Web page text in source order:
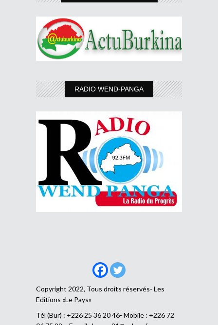
RADIO WEND-PANGA
Copyright 2022, Tous droits réservés- Les
Editions «Le Pays»
Tél (Bur) : +226 25 36 20 46- Mobile : +226 72